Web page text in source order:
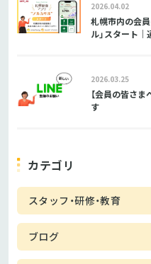
2026.04.02
札幌市内の会
ル」スタート
2026.03.25
【会員の皆さ
す
カテゴリ
スタッフ・研修・教育
ブログ